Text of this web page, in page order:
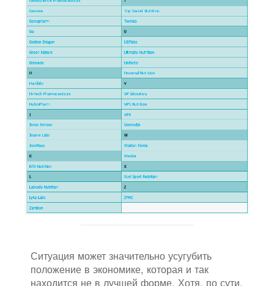
Ситуация может значительно усугубить
положение в экономике, которая и так
находится не в лучшей форме. Хотя, по сути,